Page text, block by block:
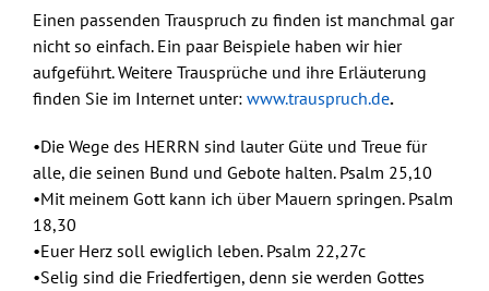
Einen passenden Trauspruch zu finden ist manchmal gar
nicht so einfach. Ein paar Beispiele haben wir hier
aufgeführt. Weitere Trausprüche und ihre Erläuterung
finden Sie im Internet unter: www.trauspruch.de.
•Die Wege des HERRN sind lauter Güte und Treue für
alle, die seinen Bund und Gebote halten. Psalm 25,10
•Mit meinem Gott kann ich über Mauern springen. Psalm
18,30
•Euer Herz soll ewiglich leben. Psalm 22,27c
•Selig sind die Friedfertigen, denn sie werden Gottes